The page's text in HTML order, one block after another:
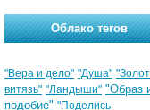
Облако тегов
"Вера и дело" "Душа"
витязь" "Ландыши" "Образ
подобие" "Поделись